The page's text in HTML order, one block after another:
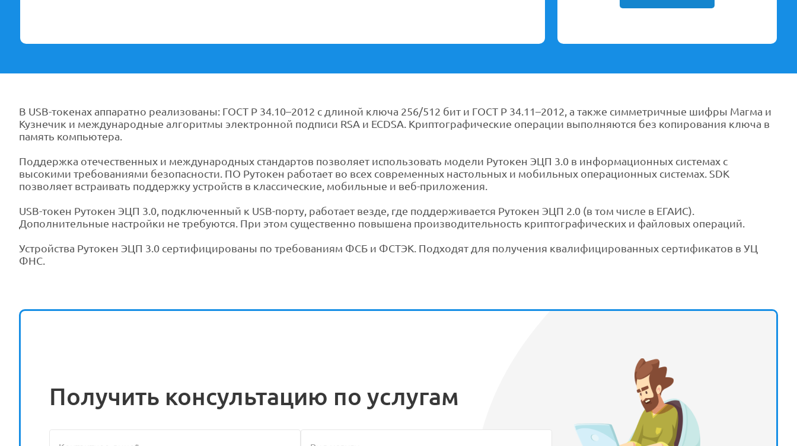
В USB-токенах аппаратно реализованы: ГОСТ Р 34.10–2012 с длиной ключа 256/512 бит и ГОСТ Р 34.11–2012, а также симметричные шифры Магма и
Кузнечик и международные алгоритмы электронной подписи RSA и ECDSA. Криптографические операции выполняются без копирования ключа в
память компьютера.
Поддержка отечественных и международных стандартов позволяет использовать модели Рутокен ЭЦП 3.0 в информационных системах с
высокими требованиями безопасности. ПО Рутокен работает во всех современных настольных и мобильных операционных системах. SDK
позволяет встраивать поддержку устройств в классические, мобильные и веб-приложения.
USB-токен Рутокен ЭЦП 3.0, подключенный к USB-порту, работает везде, где поддерживается Рутокен ЭЦП 2.0 (в том числе в ЕГАИС).
Дополнительные настройки не требуются. При этом существенно повышена производительность криптографических и файловых операций.
Устройства Рутокен ЭЦП 3.0 сертифицированы по требованиям ФСБ и ФСТЭК. Подходят для получения квалифицированных сертификатов в УЦ
ФНС.
Получить консультацию по услугам